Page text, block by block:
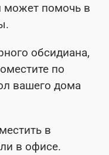
может помочь в
обсидиана,
по
вашего дома
в
в офисе.